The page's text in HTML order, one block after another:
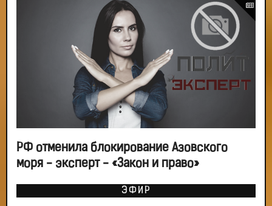
РФ отменила блокирование Азовского
моря - эксперт - «Закон и право»
ЭФИР